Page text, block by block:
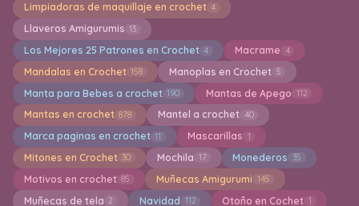
Limpiadoras de maquillaje en crochet 4
Llaveros Amigurumis 13
Los Mejores 25 Patrones en Crochet 4 Macrame 4
Mandalas en Crochet 158 Manoplas en Crochet 5
Manta para Bebes a crochet 190 Mantas de Apego 112
Mantas en crochet 878 Mantel a crochet 40
Marca paginas en crochet 11 Mascarillas 1
Mitones en Crochet 30 Mochila 17 Monederos 35
Motivos en crochet 85 Muñecas Amigurumi 145
Muñecas de tela 2 Navidad 112 Otoño en Cochet 1